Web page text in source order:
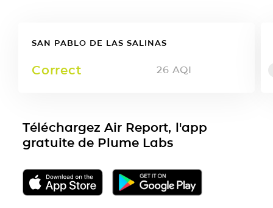
SAN PABLO DE LAS SALINAS
Correct 26 AQI
Téléchargez Air Report, l'app
gratuite de Plume Labs